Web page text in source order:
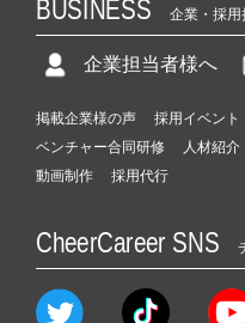
BUSINESS 企業・採用
企業担当者様へ
掲載企業様の声 採用イベント
ベンチャー合同研修
人材紹介
動画制作
採用代行
CheerCareer SNS